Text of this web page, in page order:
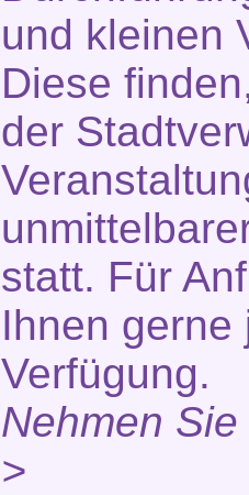
und kleinen
Diese
der
statt. Für
Ihnen gerne
Verfügung.
Nehmen
>